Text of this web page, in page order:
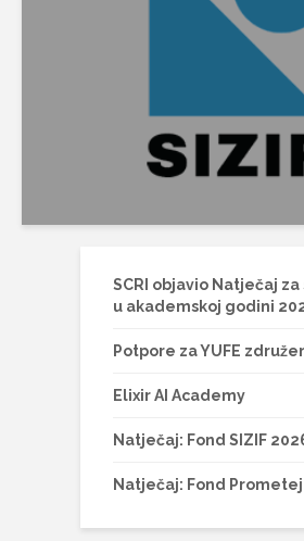
SCRI objavio Natječaj
u akademskoj godini
Potpore za YUFE
Elixir AI Academy
Natječaj: Fond SIZIF
Natječaj: Fond